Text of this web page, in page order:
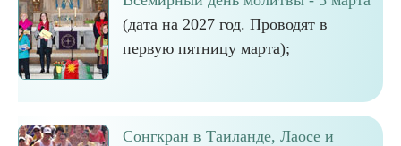
(дата на 2027 год. Проводят в
первую пятницу марта);
Сонгкран в Таиланде, Лаосе и